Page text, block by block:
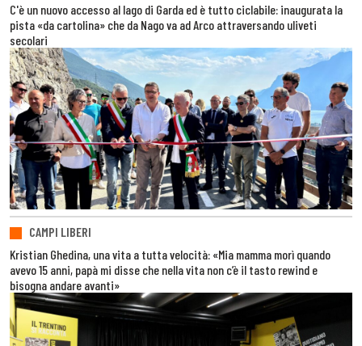
C'è un nuovo accesso al lago di Garda ed è tutto ciclabile: inaugurata la
pista «da cartolina» che da Nago va ad Arco attraversando uliveti
secolari
CAMPI LIBERI
Kristian Ghedina, una vita a tutta velocità: «Mia mamma morì quando
avevo 15 anni, papà mi disse che nella vita non c’è il tasto rewind e
bisogna andare avanti»